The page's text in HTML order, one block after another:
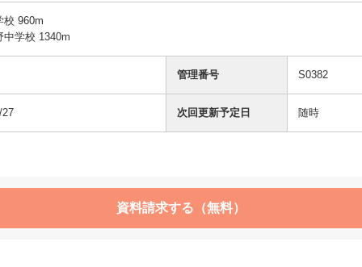
校 960m
中学校 1340m
管理番号 S0382
27 次回更新予定日 随時
資料請求する（無料）